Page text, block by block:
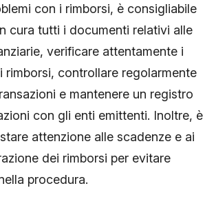
con i rimborsi, è consigliabile
cura tutti i documenti relativi alle
verificare attentamente i
rimborsi, controllare regolarmente
e mantenere un registro
con gli enti emittenti. Inoltre, è
attenzione alle scadenze e ai
dei rimborsi per evitare
procedura.